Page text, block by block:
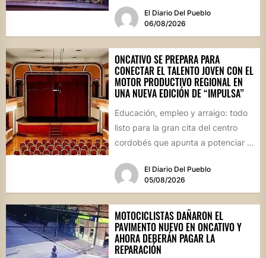
El Diario Del Pueblo
06/08/2026
ONCATIVO SE PREPARA PARA
CONECTAR EL TALENTO JOVEN CON EL
MOTOR PRODUCTIVO REGIONAL EN
UNA NUEVA EDICIÓN DE “IMPULSA”
Educación, empleo y arraigo: todo
listo para la gran cita del centro
cordobés que apunta a potenciar el
El Diario Del Pueblo
05/08/2026
MOTOCICLISTAS DAÑARON EL
PAVIMENTO NUEVO EN ONCATIVO Y
AHORA DEBERÁN PAGAR LA
REPARACIÓN